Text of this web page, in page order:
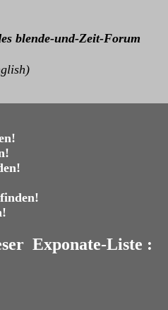
blende-und-Zeit-Forum
Exponate-Liste :